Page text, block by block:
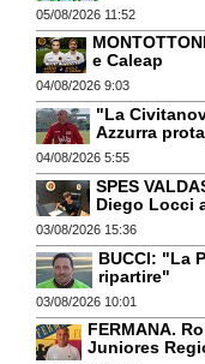
05/08/2026 11:52
e Caleap
04/08/2026 9:03
"La
Azzurra
04/08/2026 5:55
SPES
Diego Locci
03/08/2026 15:36
BUCCI: "La
ripartire"
03/08/2026 10:01
FERMANA.
Juniores